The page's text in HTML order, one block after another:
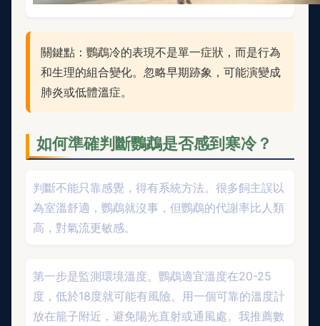
關鍵點：鸚鵡冷的表現不是單一症狀，而是行為
和生理的組合變化。忽略早期跡象，可能演變成
肺炎或低體溫症。
如何準確判斷鸚鵡是否感到寒冷？
判斷不能只靠感覺，得有系統方法。很多飼主誤以
為室溫舒適，鸚鵡就沒事，但鸚鵡的代謝率比人類
高，對氣流更敏感。
第一步是監測環境溫度。鸚鵡適宜溫度在20-25
度，低於18度就可能有風險。用一個可靠的溫度計
放在籠子附近，避免陽光直射或通風處。我推薦數